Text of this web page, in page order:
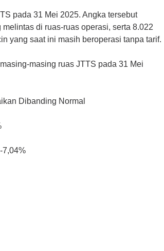
pada 31 Mei 2025. Angka tersebut
di ruas-ruas operasi, serta 8.022
yang saat ini masih beroperasi tanpa tarif.
masing ruas JTTS pada 31 Mei
Dibanding Normal
7,04%